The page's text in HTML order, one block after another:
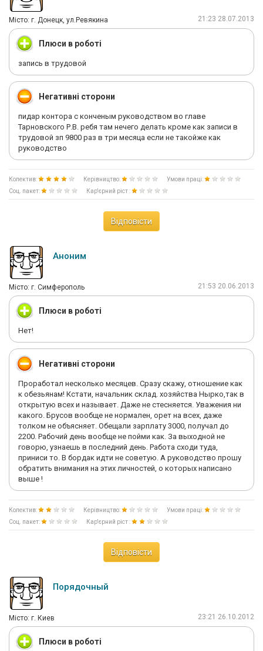
Мiсто: г. Донецк, ул.Ревякина 21:23 28.07.2013
Плюси в роботі
запись в трудовой
Негативні сторони
пидар контора с конченым руководством во главе
Тарновского Р.В. ребя там нечего делать кроме как записи в
трудовой зп 9800 раз в три месяца если не такойже как
руководство
Колектив: Керівництво:
Умови праці:
Соц. пакет:
Кар'єрний ріст :
Відповісти
Аноним
Мiсто: г. Симферополь 21:53 20.06.2013
Плюси в роботі
Нет!
Негативні сторони
Проработал несколько месяцев. Сразу скажу, отношение как
к обезьянам! Кстати, начальник склад. хозяйства Нырко,так в
открытую всех и называет. Даже не стесняется. Уважения ни
какого. Брусов вообще не нормален, орет на всех, даже
толком не объясняет. Обещали зарплату 3000, получал до
2200. Рабочий день вообще не пойми как. За выходной не
говорю, узнаешь в последний день. Работа сходи туда,
приниси то. В бордак идти не советую. А руководство прошу
обратить внимания на этих личностей, о которых написано
выше !
Колектив: Керівництво:
Умови праці:
Соц. пакет:
Кар'єрний ріст :
Відповісти
Порядочный
Мiсто: г. Киев 23:21 26.10.2012
Плюси в роботі